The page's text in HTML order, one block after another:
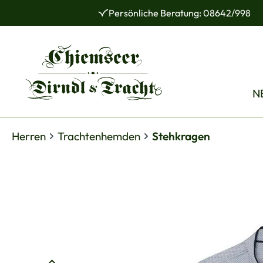
Hauptinhalt springen
Zur Hauptnavigation springenPersönliche Beratung: 08642/998
Herren Trachtenhemden Stehkragen